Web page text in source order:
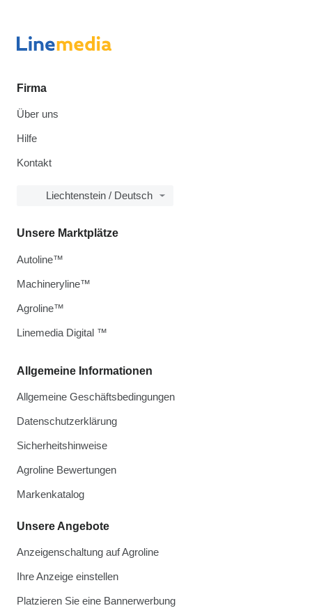
Firma
Über uns
Hilfe
Kontakt
Liechtenstein / Deutsch
Allgemeine Informationen
Allgemeine Geschäftsbedingungen
Datenschutzerklärung
Sicherheitshinweise
Agroline Bewertungen
Markenkatalog
Unsere Angebote
Anzeigenschaltung auf Agroline
Ihre Anzeige einstellen
Platzieren Sie eine Bannerwerbung
Unsere Marktplätze
Autoline™
Machineryline™
Agroline™
Linemedia Digital ™